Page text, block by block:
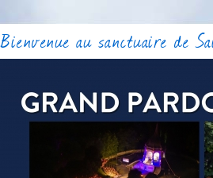
Bienvenue au sanctuaire de